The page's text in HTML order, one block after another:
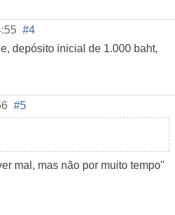
#4
depósito inicial de 1.000 baht,
#5
mal, mas não por muito tempo"